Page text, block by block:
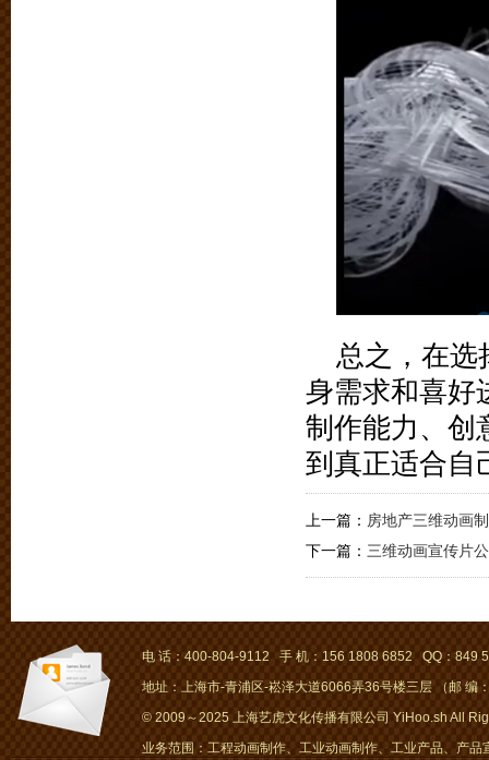
总之，在选
身需求和喜好
制作能力、创
到真正适合自
上一篇： 房地产三维动画
下一篇： 三维动画宣传片
电 话：400-804-9112 手 机：156 1808 6852 QQ：849
地址：上海市-青浦区-崧泽大道6066弄36号楼三层 （邮 编
© 2009～2025 上海艺虎文化传播有限公司 YiHoo.sh All
业务范围：工程动画制作、工业动画制作、工业产品、产